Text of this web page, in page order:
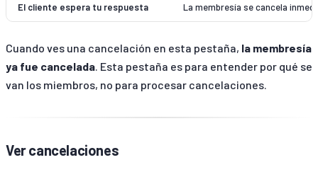
El cliente espera tu respuesta La membresía se cancela
Cuando ves una cancelación en esta pestaña, la membresía
ya fue cancelada . Esta pestaña es para entender por qué se
van los miembros, no para procesar cancelaciones.
Ver cancelaciones